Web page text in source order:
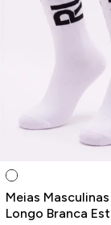
Meias
Longo Branca